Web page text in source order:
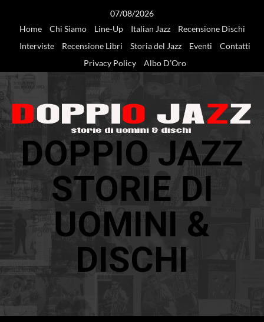
07/08/2026
Home
Chi Siamo Line-Up Italian Jazz
Recensione Dischi
Interviste
Recensione Libri Storia del Jazz Eventi
Contatti
Privacy Policy
Albo D’Oro
DOPPIO JAZZ
STORIE DI
UOMINI &
DISCHI